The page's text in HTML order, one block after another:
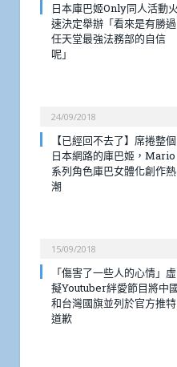
日本庫巴姬Only同人活動火
速決定舉辦「看來是有勝過
任天堂最強法務部的自信
呢」
24/09/2018
【已經回不去了】席捲整個
日本網路的庫巴姬，Mario
系列角色庫巴女體化創作熱
潮
15/09/2018
「傷害了一些人的心情」虛
擬Youtuber絆愛節目將中
和台灣國旗並列於官方推特
道歉